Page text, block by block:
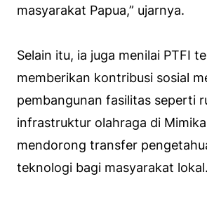
masyarakat Papua,” ujarnya.
Selain itu, ia juga menilai PTFI
memberikan kontribusi sosial
pembangunan fasilitas seperti
infrastruktur olahraga di
mendorong transfer
teknologi bagi masyarakat lokal.